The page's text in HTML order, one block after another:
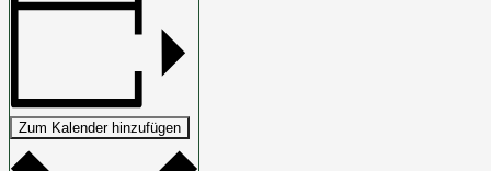
Zum Kalender hinzufügen